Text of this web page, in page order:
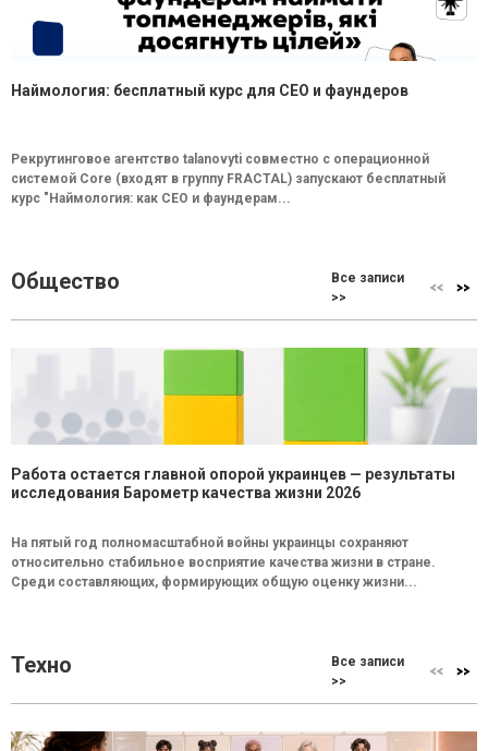
Наймология: бесплатный курс для CEO и фаундеров
Рекрутинговое агентство talanovyti совместно с операционной
системой Core (входят в группу FRACTAL) запускают бесплатный
курс "Наймология: как СEO и фаундерам...
Общество
Все записи
>>
Работа остается главной опорой украинцев — результаты
исследования Барометр качества жизни 2026
На пятый год полномасштабной войны украинцы сохраняют
относительно стабильное восприятие качества жизни в стране.
Среди составляющих, формирующих общую оценку жизни...
Техно
Все записи
>>